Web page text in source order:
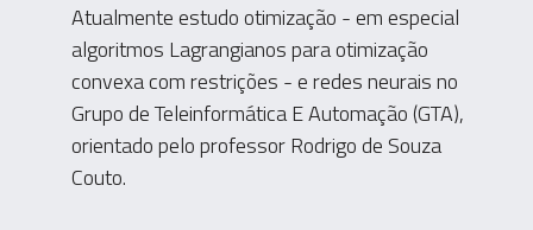
Atualmente estudo otimização - em especial
algoritmos Lagrangianos para otimização
convexa com restrições - e redes neurais no
Grupo de Teleinformática E Automação (GTA),
orientado pelo professor Rodrigo de Souza
Couto.